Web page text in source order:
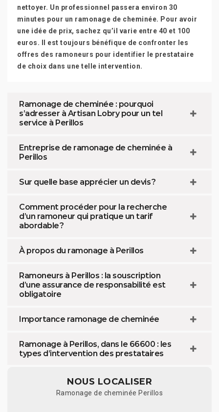
nettoyer. Un professionnel passera environ 30
minutes pour un ramonage de cheminée. Pour avoir
une idée de prix, sachez qu’il varie entre 40 et 100
euros. Il est toujours bénéfique de confronter les
offres des ramoneurs pour identifier le prestataire
de choix dans une telle intervention.
Ramonage de cheminée : pourquoi
s’adresser à Artisan Lobry pour un tel
service à Perillos
Entreprise de ramonage de cheminée à
Perillos
Sur quelle base apprécier un devis ?
Comment procéder pour la recherche
d’un ramoneur qui pratique un tarif
abordable ?
À propos du ramonage à Perillos
Ramoneurs à Perillos : la souscription
d’une assurance de responsabilité est
obligatoire
Importance ramonage de cheminée
Ramonage à Perillos, dans le 66600 : les
types d’intervention des prestataires
NOUS LOCALISER
Ramonage de cheminée Perillos